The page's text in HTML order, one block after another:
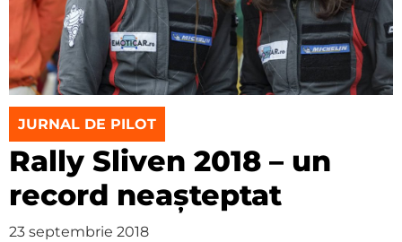
JURNAL DE PILOT
Rally Sliven 2018 – un
record neașteptat
23 septembrie 2018